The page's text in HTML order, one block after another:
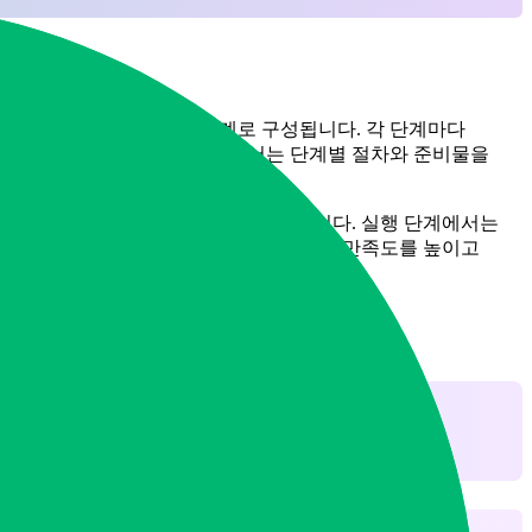
, 실행, 그리고 마무리 단계로 구성됩니다. 각 단계마다
뢰를 얻고 있습니다. 본문에서는 단계별 절차와 준비물을
후 정리 계획 수립에 큰 영향을 미칩니다. 실행 단계에서는
이러한 절차를 전문적으로 지원하여 고객 만족도를 높이고